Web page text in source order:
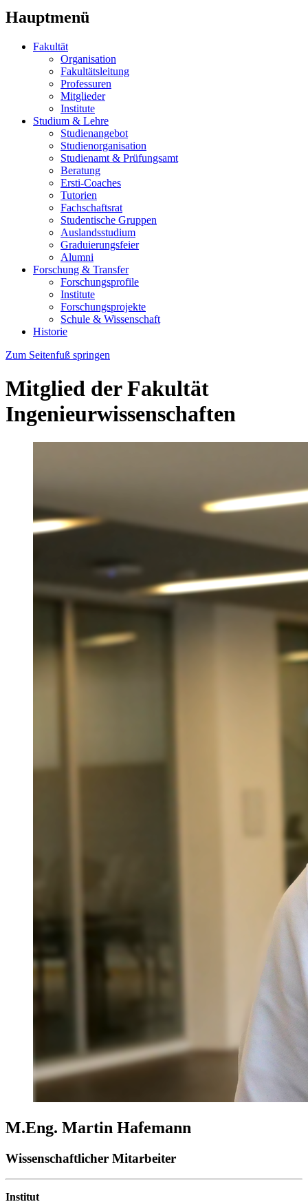
Hauptmenü
Fakultät
Organisation
Fakultätsleitung
Professuren
Mitglieder
Institute
Studium & Lehre
Studienangebot
Studienorganisation
Studienamt & Prüfungsamt
Beratung
Ersti-Coaches
Tutorien
Fachschaftsrat
Studentische Gruppen
Auslandsstudium
Graduierungsfeier
Alumni
Forschung & Transfer
Forschungsprofile
Institute
Forschungsprojekte
Schule & Wissenschaft
Historie
Zum Seitenfuß springen
Mitglied der Fakultät
Ingenieurwissenschaften
M.Eng. Martin Hafemann
Wissenschaftlicher Mitarbeiter
Institut